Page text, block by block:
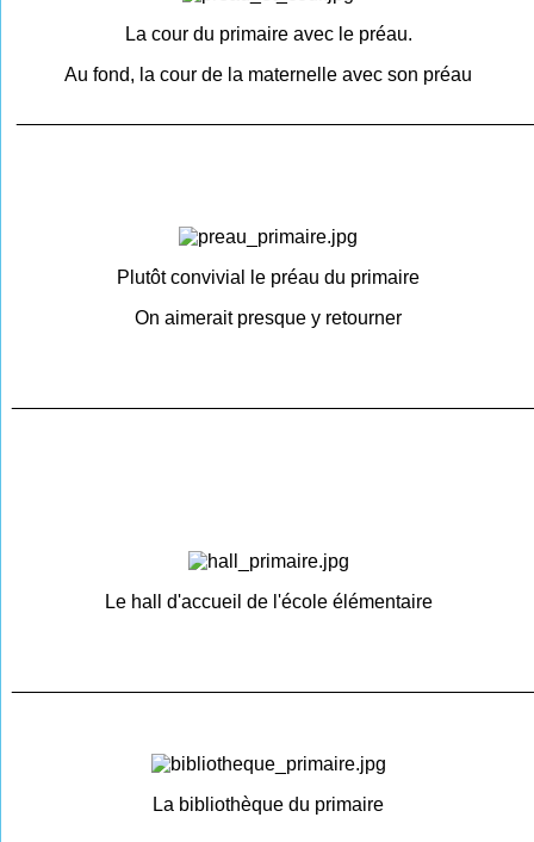
La cour du primaire avec le préau.
Au fond, la cour de la maternelle avec son préau
Plutôt convivial le préau du primaire
On aimerait presque y retourner
Le hall d'accueil de l'école élémentaire
La bibliothèque du primaire